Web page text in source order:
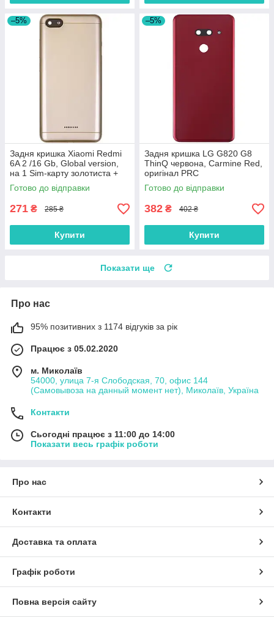
–5%
Задня кришка Xiaomi Redmi
6A 2 /16 Gb, Global version,
на 1 Sim-карту золотиста +
скло камери
Готово до відправки
271 ₴ 285 ₴
Купити
–5%
Задня кришка LG G820 G8
ThinQ червона, Carmine Red,
оригінал PRC
Готово до відправки
382 ₴ 402 ₴
Купити
Показати ще
Про нас
95% позитивних з 1174 відгуків за рік
Працює з 05.02.2020
м. Миколаїв
54000, улица 7-я Слободская, 70, офис 144
(Самовывоза на данный момент нет), Миколаїв, Україна
Контакти
Сьогодні працює з 11:00 до 14:00
Показати весь графік роботи
Про нас
Контакти
Доставка та оплата
Графік роботи
Повна версія сайту